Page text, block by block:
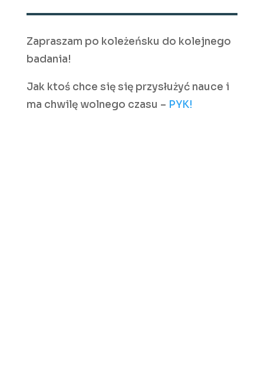
Zapraszam po koleżeńsku do kolejnego
badania!
Jak ktoś chce się się przysłużyć nauce i
ma chwilę wolnego czasu – PYK!